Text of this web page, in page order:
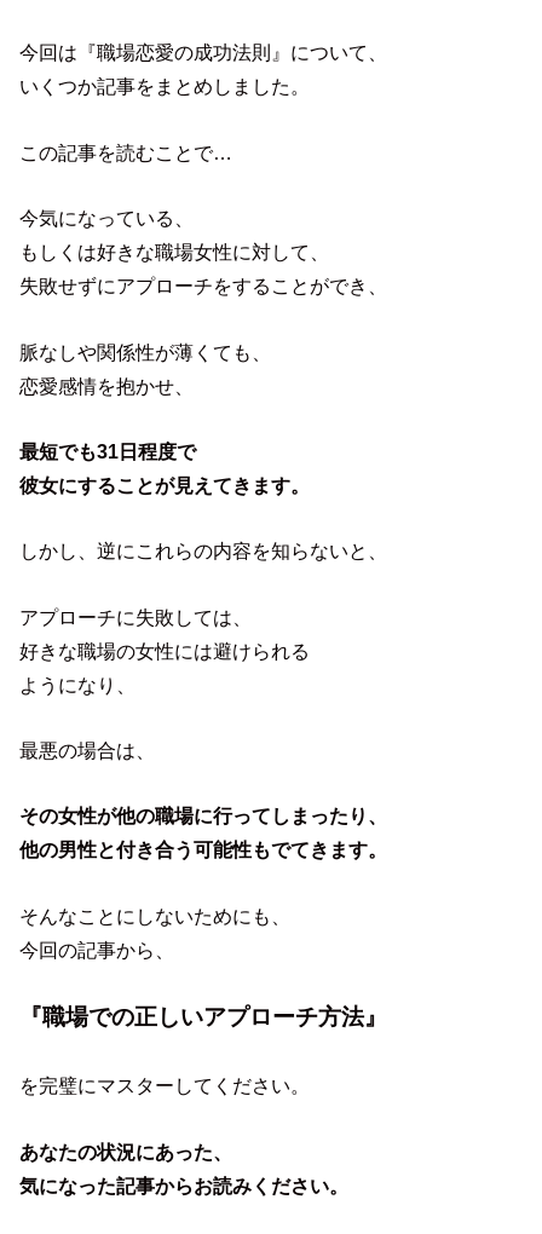
今回は『職場恋愛の成功法則』について、
いくつか記事をまとめしました。
この記事を読むことで…
今気になっている、
もしくは好きな職場女性に対して、
失敗せずにアプローチをすることができ、
脈なしや関係性が薄くても、
恋愛感情を抱かせ、
最短でも31日程度で
彼女にすることが見えてきます。
しかし、逆にこれらの内容を知らないと、
アプローチに失敗しては、
好きな職場の女性には避けられる
ようになり、
最悪の場合は、
その女性が他の職場に行ってしまったり、
他の男性と付き合う可能性もでてきます。
そんなことにしないためにも、
今回の記事から、
『職場での正しいアプローチ方法』
を完璧にマスターしてください。
あなたの状況にあった、
気になった記事からお読みください。